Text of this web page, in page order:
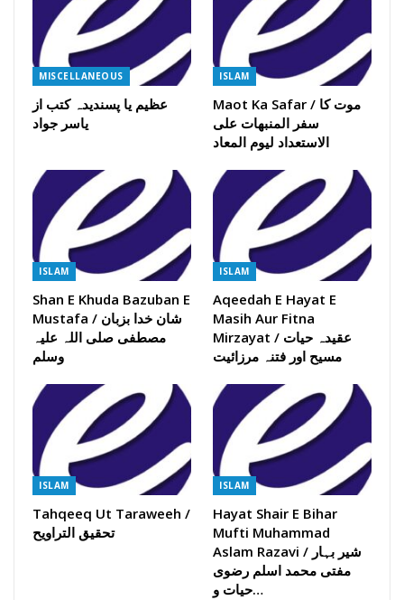
MISCELLANEOUS
عظیم یا پسندیدہ کتب از
یاسر جواد
ISLAM
Maot Ka Safar / موت کا
سفر المنبھات علی
الاستعداد لیوم المعاد
ISLAM
Shan E Khuda Bazuban E
Mustafa / شان خدا بزبان
مصطفی صلی اللہ علیہ
وسلم
ISLAM
Aqeedah E Hayat E
Masih Aur Fitna
Mirzayat / عقیدہ حیات
مسیح اور فتنہ مرزائیت
ISLAM
Tahqeeq Ut Taraweeh /
تحقیق التراویح
ISLAM
Hayat Shair E Bihar
Mufti Muhammad
Aslam Razavi / شیر بہار
مفتی محمد اسلم رضوی
حیات و…